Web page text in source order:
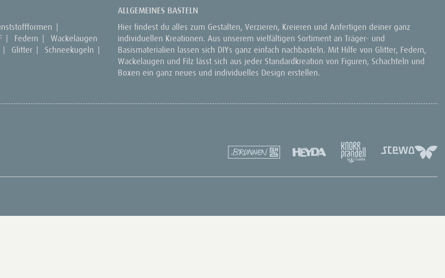
|
| Federn |
Wackelaugen
| Glitter | Schneekugeln |
ALLGEMEINES BASTELN
Hier findest du alles zum Gestalten, Verzieren, Kreieren und Anfertigen deiner ganz
individuellen Kreationen. Aus unserem vielfältigen Sortiment an Träger- und
Basismaterialien lassen sich DIYs ganz einfach nachbasteln. Mit Hilfe von Glitter, Federn,
Wackelaugen und Filz lässt sich aus jeder Standardkreation von Figuren, Schachteln und
Boxen ein ganz neues und individuelles Design erstellen.